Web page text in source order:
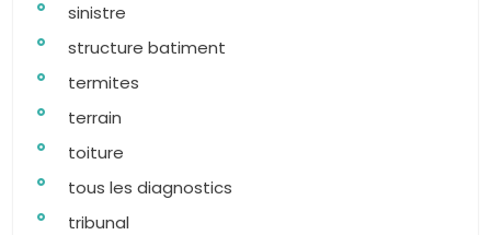
sinistre
structure batiment
termites
terrain
toiture
tous les diagnostics
tribunal